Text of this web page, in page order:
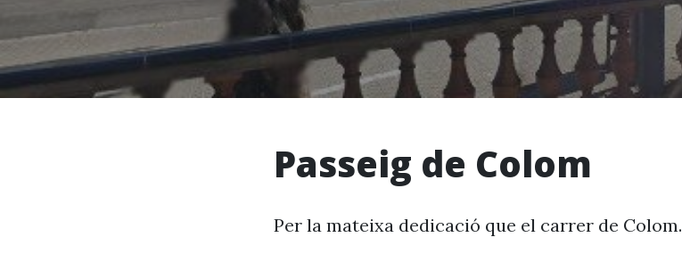
Passeig de Colom
Per la mateixa dedicació que el carrer de Colom.